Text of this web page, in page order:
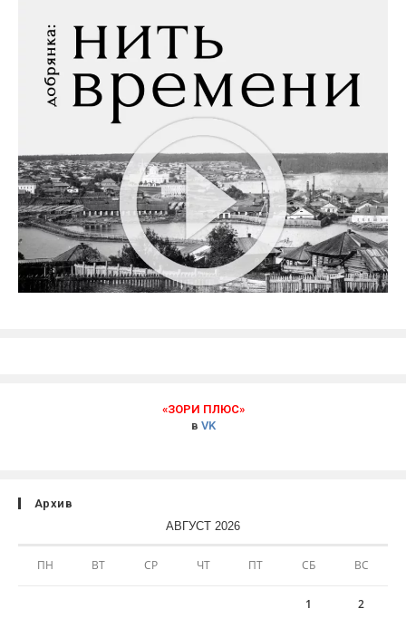
«ЗОРИ ПЛЮС»
в VK
Архив
АВГУСТ 2026
ПН ВТ СР ЧТ ПТ СБ ВС
1 2